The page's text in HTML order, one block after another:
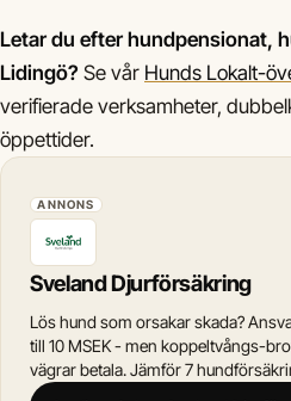
Letar du efter hundpensionat,
Lidingö? Se vår Hunds Lokalt-
verifierade verksamheter,
öppettider.
ANNONS
Sveland Djurförsäkring
Lös hund som orsakar skada?
till 10 MSEK - men koppeltvångs-
vägrar betala. Jämför 7